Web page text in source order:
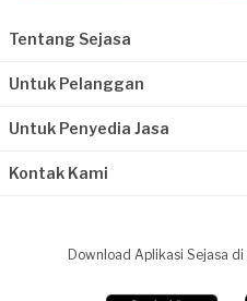
Tentang Sejasa
Untuk Pelanggan
Untuk Penyedia Jasa
Kontak Kami
Download Aplikasi Sejasa di